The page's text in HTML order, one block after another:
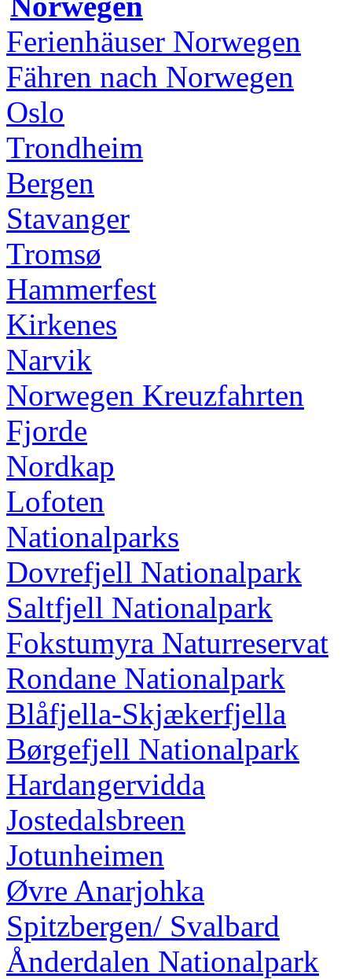
Ferienhäuser Norwegen
Fähren nach Norwegen
Oslo
Trondheim
Bergen
Stavanger
Tromsø
Hammerfest
Kirkenes
Narvik
Norwegen Kreuzfahrten
Fjorde
Nordkap
Lofoten
Nationalparks
Dovrefjell Nationalpark
Saltfjell Nationalpark
Fokstumyra Naturreservat
Rondane Nationalpark
Blåfjella-Skjækerfjella
Børgefjell Nationalpark
Hardangervidda
Jostedalsbreen
Jotunheimen
Øvre Anarjohka
Spitzbergen/ Svalbard
Ånderdalen Nationalpark